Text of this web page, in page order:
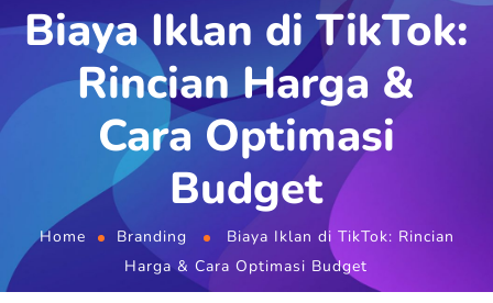
Biaya Iklan di TikTok:
Rincian Harga &
Cara Optimasi
Budget
Home Branding
Biaya Iklan di TikTok: Rincian
Harga & Cara Optimasi Budget